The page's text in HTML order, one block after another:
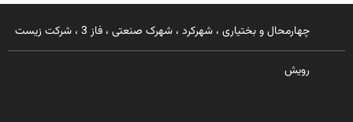
چهارمحال و بختیاری ، شهرکرد ، شهرک صنعتی ، فاز 3 ، شرکت زیست
رویش